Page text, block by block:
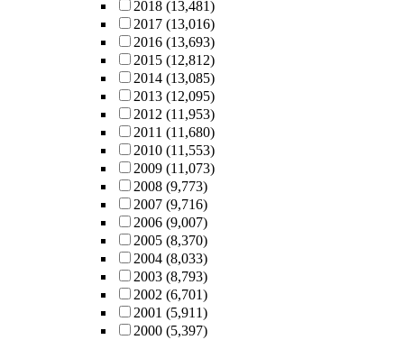
2018 (13,481)
2017 (13,016)
2016 (13,693)
2015 (12,812)
2014 (13,085)
2013 (12,095)
2012 (11,953)
2011 (11,680)
2010 (11,553)
2009 (11,073)
2008 (9,773)
2007 (9,716)
2006 (9,007)
2005 (8,370)
2004 (8,033)
2003 (8,793)
2002 (6,701)
2001 (5,911)
2000 (5,397)